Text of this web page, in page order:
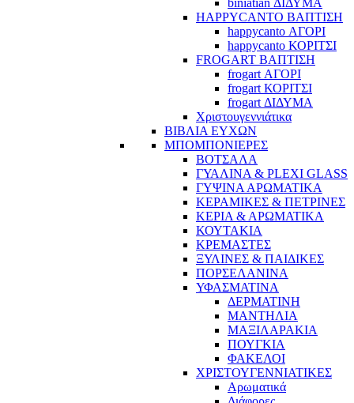
HAPPYCANTO ΒΑΠΤΙΣΗ
happycanto ΑΓΟΡΙ
happycanto ΚΟΡΙΤΣΙ
FROGART ΒΑΠΤΙΣΗ
frogart ΑΓΟΡΙ
frogart ΚΟΡΙΤΣΙ
frogart ΔΙΔΥΜΑ
Χριστουγεννιάτικα
ΒΙΒΛΙΑ ΕΥΧΩΝ
ΜΠΟΜΠΟΝΙΕΡΕΣ
ΒΟΤΣΑΛΑ
ΓΥΑΛΙΝΑ & PLEXI GLASS
ΓΥΨΙΝΑ ΑΡΩΜΑΤΙΚΑ
ΚΕΡΑΜΙΚΕΣ & ΠΕΤΡΙΝΕΣ
ΚΕΡΙΑ & ΑΡΩΜΑΤΙΚΑ
ΚΟΥΤΑΚΙΑ
ΚΡΕΜΑΣΤΕΣ
ΞΥΛΙΝΕΣ & ΠΑΙΔΙΚΕΣ
ΠΟΡΣΕΛΑΝΙΝΑ
ΥΦΑΣΜΑΤΙΝA
ΔΕΡΜΑΤΙΝΗ
ΜΑΝΤΗΛΙΑ
ΜΑΞΙΛΑΡΑΚΙΑ
ΠΟΥΓΚΙΑ
ΦΑΚΕΛΟΙ
ΧΡΙΣΤΟΥΓΕΝΝΙΑΤΙΚΕΣ
Αρωματικά